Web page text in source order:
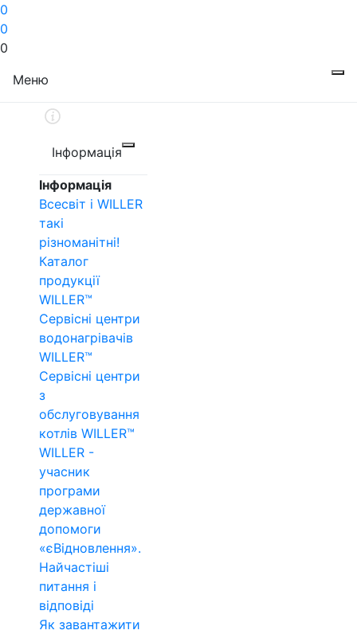
0
0
0
Меню
Інформація
Інформація
Всесвіт і WILLER
такі
різноманітні!
Каталог
продукції
WILLER™
Сервісні центри
водонагрівачів
WILLER™
Сервісні центри
з
обслуговування
котлів WILLER™
WILLER -
учасник
програми
державної
допомоги
«єВідновлення».
Найчастіші
питання і
відповіді
Як завантажити